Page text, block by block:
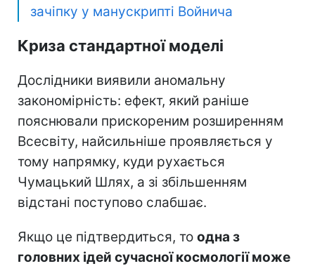
зачіпку у манускрипті Войнича
Криза стандартної моделі
Дослідники виявили аномальну
закономірність: ефект, який раніше
пояснювали прискореним розширенням
Всесвіту, найсильніше проявляється у
тому напрямку, куди рухається
Чумацький Шлях, а зі збільшенням
відстані поступово слабшає.
Якщо це підтвердиться, то одна з
головних ідей сучасної космології може